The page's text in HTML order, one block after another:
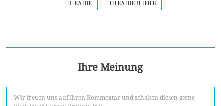
LITERATUR LITERATURBETRIEB
Ihre Meinung